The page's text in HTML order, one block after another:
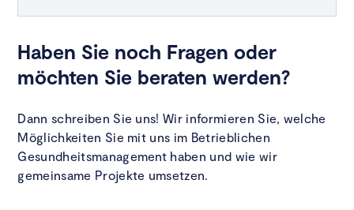
Haben Sie noch Fragen oder
möchten Sie beraten werden?
Dann schreiben Sie uns! Wir informieren Sie, welche
Möglichkeiten Sie mit uns im Betrieblichen
Gesundheitsmanagement haben und wie wir
gemeinsame Projekte umsetzen.